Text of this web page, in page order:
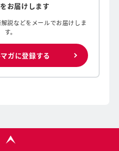
お届けします
説などをメールでお届けしま
す。
ガに登録する